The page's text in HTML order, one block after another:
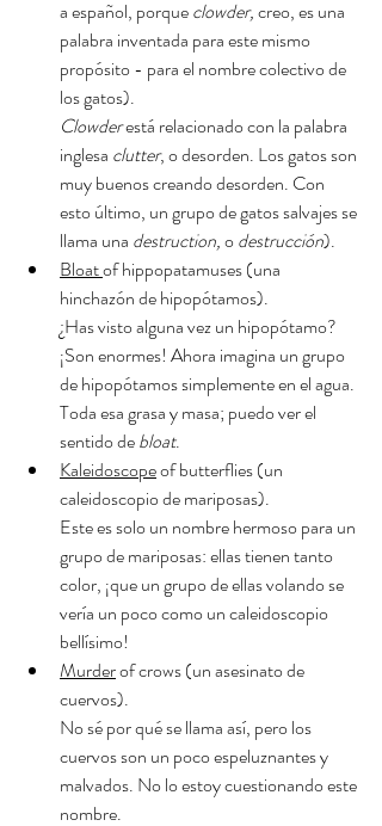
a español, porque clowder, creo, es una
palabra inventada para este mismo
propósito - para el nombre colectivo de
los gatos).
Clowder está relacionado con la palabra
inglesa clutter, o desorden. Los gatos son
muy buenos creando desorden. Con
esto último, un grupo de gatos salvajes se
llama una destruction, o destrucción).
Bloat of hippopatamuses (una
hinchazón de hipopótamos).
¿Has visto alguna vez un hipopótamo?
¡Son enormes! Ahora imagina un grupo
de hipopótamos simplemente en el agua.
Toda esa grasa y masa; puedo ver el
sentido de bloat.
Kaleidoscope of butterflies (un
caleidoscopio de mariposas).
Este es solo un nombre hermoso para un
grupo de mariposas: ellas tienen tanto
color, ¡que un grupo de ellas volando se
vería un poco como un caleidoscopio
bellísimo!
Murder of crows (un asesinato de
cuervos).
No sé por qué se llama así, pero los
cuervos son un poco espeluznantes y
malvados. No lo estoy cuestionando este
nombre.